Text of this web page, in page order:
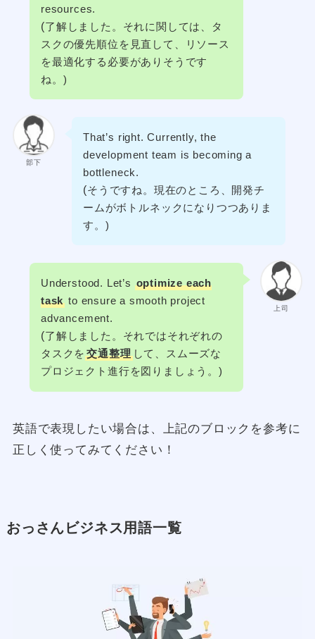
resources.
(了解しました。それに関しては、タ
スクの優先順位を見直して、リソース
を最適化する必要がありそうです
ね。)
部下
That’s right. Currently, the
development team is becoming a
bottleneck.
(そうですね。現在のところ、開発チ
ームがボトルネックになりつつありま
す。)
上司
Understood. Let’s optimize each
task to ensure a smooth project
advancement.
(了解しました。それではそれぞれの
タスクを交通整理して、スムーズな
プロジェクト進行を図りましょう。)
英語で表現したい場合は、上記のブロックを参考に
正しく使ってみてください！
おっさんビジネス用語一覧